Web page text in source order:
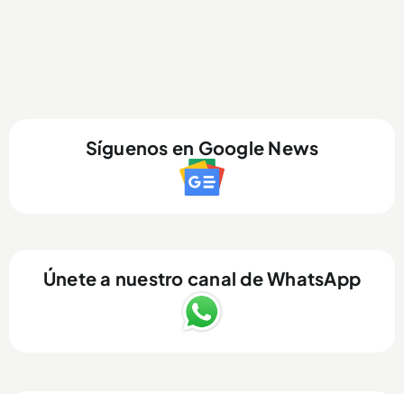
Síguenos en Google News
Únete a nuestro canal de WhatsApp